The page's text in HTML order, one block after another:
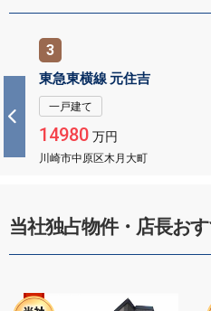
3
東急東横線 元住吉
一戸建て
14980万円
川崎市中原区木月大町
当社独占物件・店長お